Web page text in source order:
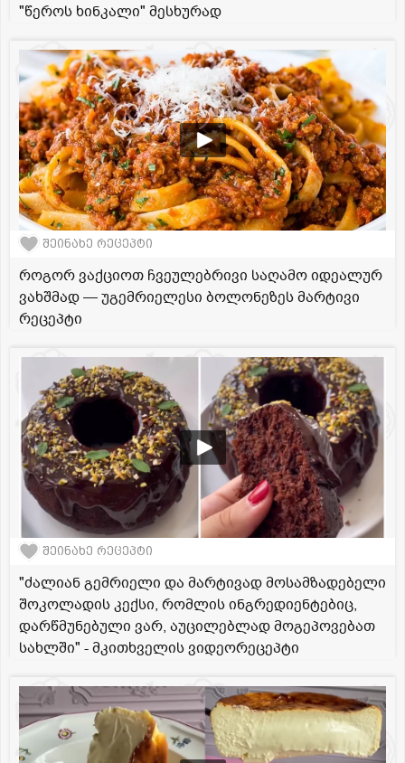
"წეროს ხინკალი" მესხურად
შეინახე რეცეპტი
როგორ ვაქციოთ ჩვეულებრივი საღამო იდეალურ
ვახშმად — უგემრიელესი ბოლონეზეს მარტივი
რეცეპტი
შეინახე რეცეპტი
"ძალიან გემრიელი და მარტივად მოსამზადებელი
შოკოლადის კექსი, რომლის ინგრედიენტებიც,
დარწმუნებული ვარ, აუცილებლად მოგეპოვებათ
სახლში" - მკითხველის ვიდეორეცეპტი